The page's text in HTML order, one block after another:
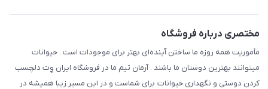
مختصری درباره فروشگاه
مأموریت همه روزه ما ساختن آینده‌ای بهتر برای موجودات است . حیوانات
میتوانند بهترین دوستان ما باشند . آرمان تیم ما در فروشگاه ایران وِت دلچسب
کردن دوستی و نگهداری حیوانات برای شماست و در این مسیر زیبا همیشه در